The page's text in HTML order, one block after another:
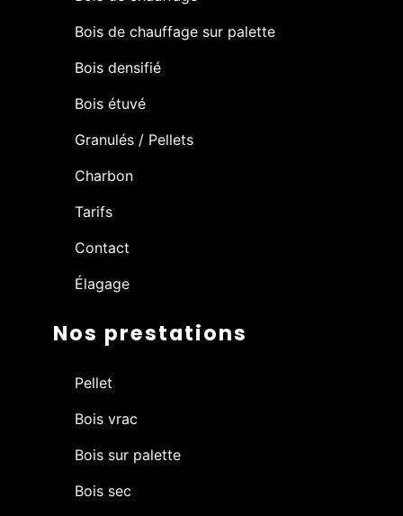
Bois de chauffage sur palette
Bois densifié
Bois étuvé
Granulés / Pellets
Charbon
Tarifs
Contact
Élagage
Nos prestations
Pellet
Bois vrac
Bois sur palette
Bois sec